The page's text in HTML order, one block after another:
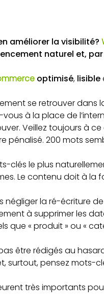
améliorer la visibilité?
naturel et,
optimisé, lisible
se retrouver dans
à la place de
Veillez toujours à
pénalisé. 200 mots
clés le plus
Le contenu doit à la
la ré-écriture de
à supprimer les
« produit » ou «
être rédigés au
surtout, pensez mots-
très importants